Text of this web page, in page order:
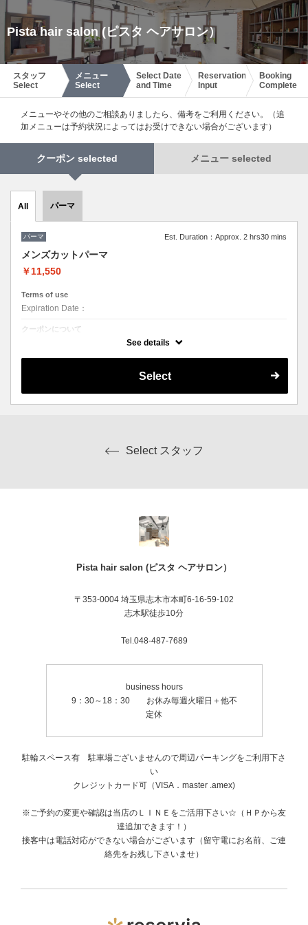
Pista hair salon (ピスタ ヘアサロン）
スタッフ
Select
メニュー
Select
Select Date
and Time
Reservation
Input
Booking
Complete
メニューやその他のご相談ありましたら、備考をご利用ください。（追
加メニューは予約状況によってはお受けできない場合がございます）
クーポン selected メニュー selected
All パーマ
パーマ Est. Duration：Approx. 2 hrs30 mins
メンズカットパーマ
￥11,550
Terms of use
Expiration Date：
クーポンについて
デザインにより追加料金ありSee details
Select
Select スタッフ
Pista hair salon (ピスタ ヘアサロン）
〒353-0004 埼玉県志木市本町6-16-59-102
志木駅徒歩10分
Tel.048-487-7689
business hours
9：30～18：30 お休み毎週火曜日＋他不
定休
駐輪スペース有 駐車場ございませんので周辺パーキングをご利用下さ
い
クレジットカード可（VISA．master .amex)
※ご予約の変更や確認は当店のＬＩＮＥをご活用下さい☆（ＨＰから友
達追加できます！）
接客中は電話対応ができない場合がございます（留守電にお名前、ご連
絡先をお残し下さいませ）